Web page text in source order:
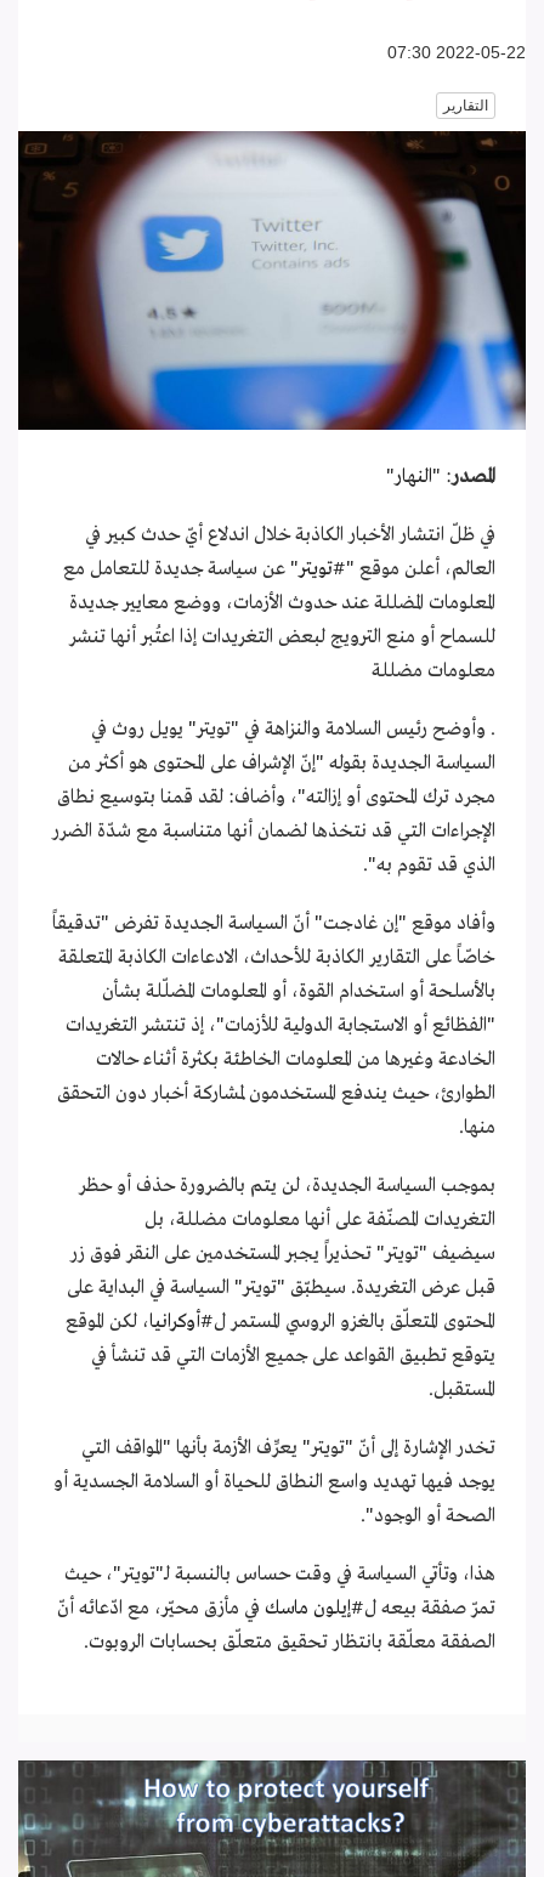
2022-05-22 07:30
التقارير
المصدر: "النهار"
في ظلّ انتشار الأخبار الكاذبة خلال اندلاع أيّ حدث كبير في
العالم، أعلن موقع "#تويتر" عن سياسة جديدة للتعامل مع
المعلومات المضللة عند حدوث الأزمات، ووضع معايير جديدة
للسماح أو منع الترويج لبعض التغريدات إذا اعتُبر أنها تنشر
معلومات مضللة
. وأوضح رئيس السلامة والنزاهة في "تويتر" يويل روث في
السياسة الجديدة بقوله "إنّ الإشراف على المحتوى هو أكثر من
مجرد ترك المحتوى أو إزالته"، وأضاف: لقد قمنا بتوسيع نطاق
الإجراءات التي قد نتخذها لضمان أنها متناسبة مع شدّة الضرر
الذي قد تقوم به".
وأفاد موقع "إن غادجت" أنّ السياسة الجديدة تفرض "تدقيقاً
خاصّاً على التقارير الكاذبة للأحداث، الادعاءات الكاذبة المتعلقة
بالأسلحة أو استخدام القوة، أو المعلومات المضلّلة بشأن
"الفظائع أو الاستجابة الدولية للأزمات"، إذ تنتشر التغريدات
الخادعة وغيرها من المعلومات الخاطئة بكثرة أثناء حالات
الطوارئ، حيث يندفع المستخدمون لمشاركة أخبار دون التحقق
منها.
بموجب السياسة الجديدة، لن يتم بالضرورة حذف أو حظر
التغريدات المصنّفة على أنها معلومات مضللة، بل
سيضيف "تويتر" تحذيراً يجبر المستخدمين على النقر فوق زر
قبل عرض التغريدة. سيطبّق "تويتر" السياسة في البداية على
المحتوى المتعلّق بالغزو الروسي المستمر ل#أوكرانيا، لكن الموقع
يتوقع تطبيق القواعد على جميع الأزمات التي قد تنشأ في
المستقبل.
تخدر الإشارة إلى أنّ "تويتر" يعرِّف الأزمة بأنها "المواقف التي
يوجد فيها تهديد واسع النطاق للحياة أو السلامة الجسدية أو
الصحة أو الوجود".
هذا، وتأتي السياسة في وقت حساس بالنسبة لـ"تويتر"، حيث
تمرّ صفقة بيعه ل#إيلون ماسك في مأزق محيّر، مع ادّعائه أنّ
الصفقة معلّقة بانتظار تحقيق متعلّق بحسابات الروبوت.